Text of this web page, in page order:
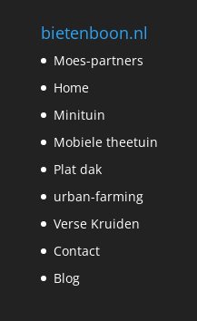
bietenboon.nl
Moes-partners
Home
Minituin
Mobiele theetuin
Plat dak
urban-farming
Verse Kruiden
Contact
Blog